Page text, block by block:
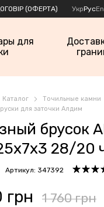
(ОФЕРТА) УкрРус
для
Каталог Точильные камни
для заточки Алдим
брусок
28/20
Артикул: 347392
грн 1 760 грн